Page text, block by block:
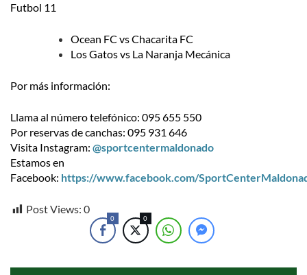
Futbol 11
Ocean FC vs Chacarita FC
Los Gatos vs La Naranja Mecánica
Por más información:
Llama al número telefónico: 095 655 550
Por reservas de canchas: 095 931 646
Visita Instagram: @sportcentermaldonado
Estamos en
Facebook: https://www.facebook.com/
Post Views: 0
0 0